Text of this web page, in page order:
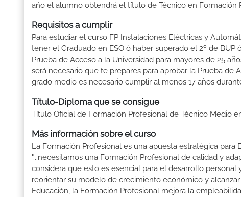
año el alumno obtendrá el título de Técnico en Formación
Requisitos a cumplir
Para estudiar el curso FP Instalaciones Eléctricas y
tener el Graduado en ESO ó haber superado el 2º de
Prueba de Acceso a la Universidad para mayores de 25
será necesario que te prepares para aprobar la Prueba de
grado medio es necesario cumplir al menos 17 años
Título-Diploma que se consigue
Título Oficial de Formación Profesional de Técnico Medio
Más información sobre el curso
La Formación Profesional es una apuesta estratégica
"...necesitamos una Formación Profesional de calidad y
considera que esto es esencial para el desarrollo
reorientar su modelo de crecimiento económico y
Educación, la Formación Profesional mejora la